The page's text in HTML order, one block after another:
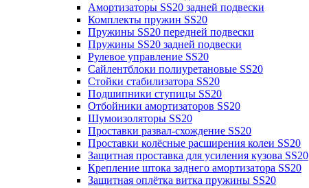
Амортизаторы SS20 задней подвески
Комплекты пружин SS20
Пружины SS20 передней подвески
Пружины SS20 задней подвески
Рулевое управление SS20
Сайлентблоки полиуретановые SS20
Стойки стабилизатора SS20
Подшипники ступицы SS20
Отбойники амортизаторов SS20
Шумоизоляторы SS20
Проставки развал-схождение SS20
Проставки колёсные расширения колеи SS20
Защитная проставка для усиления кузова SS20
Крепление штока заднего амортизатора SS20
Защитная оплётка витка пружины SS20